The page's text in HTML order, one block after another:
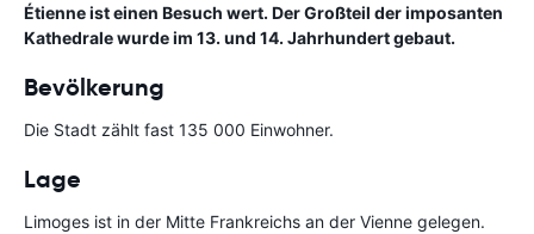
Étienne ist einen Besuch wert. Der Großteil der imposanten
Kathedrale wurde im 13. und 14. Jahrhundert gebaut.
Bevölkerung
Die Stadt zählt fast 135 000 Einwohner.
Lage
Limoges ist in der Mitte Frankreichs an der Vienne gelegen.